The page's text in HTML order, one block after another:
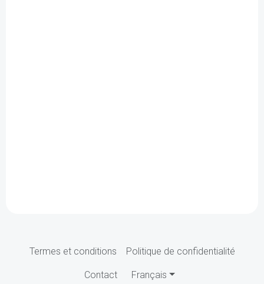
Termes et conditions Politique de confidentialité
Contact Français